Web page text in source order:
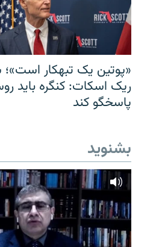
«پوتین یک تبهکار است»؛
ریک اسکات: کنگره باید
پاسخگو کند
بشنوید